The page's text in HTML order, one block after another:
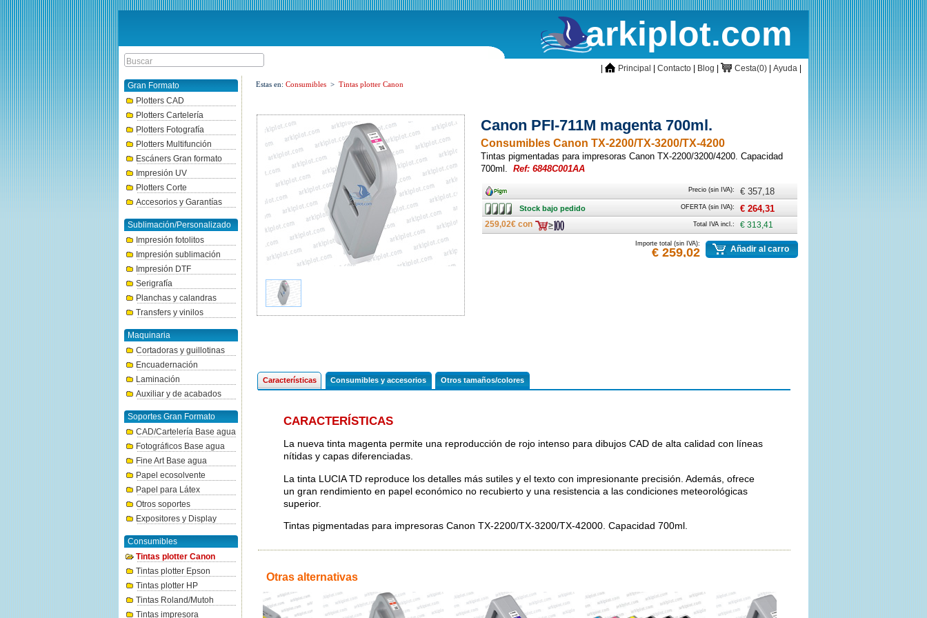
arkiplot.com
inicioPrincipal Contacto Blog CestaCesta(0) Ayuda
Gran Formato
Plotters CAD
Plotters Cartelería
Plotters Fotografía
Plotters Multifunción
Escáners Gran formato
Impresión UV
Plotters Corte
Accesorios y Garantías
Sublimación/Personalizado
Impresión fotolitos
Impresión sublimación
Impresión DTF
Serigrafía
Planchas y calandras
Transfers y vinilos
Maquinaria
Cortadoras y guillotinas
Encuadernación
Laminación
Auxiliar y de acabados
Soportes Gran Formato
CAD/Cartelería Base agua
Fotográficos Base agua
Fine Art Base agua
Papel ecosolvente
Papel para Látex
Otros soportes
Expositores y Display
Consumibles
Tintas plotter Canon
Tintas plotter Epson
Tintas plotter HP
Tintas Roland/Mutoh
Tintas impresora
Estas en: Consumibles > Tintas plotter Canon
Canon PFI-711M magenta 700ml.
Consumibles Canon TX-2200/TX-3200/TX-4200
Tintas pigmentadas para impresoras Canon TX-2200/3200/4200. Capacidad
700ml. Ref: 6848C001AA
Ancho Precio (sin IVA): € 357,18
Stock
bajo
pedido
Stock bajo pedido OFERTA (sin IVA): € 264,31
259,02€ con Total IVA incl.: € 313,41
Importe total (sin IVA):
€ 259,02 Añadir al carro
Características Consumibles y accesorios Otros tamaños/colores
CARACTERÍSTICAS
La nueva tinta magenta permite una reproducción de rojo intenso para dibujos CAD de alta calidad con líneas
nítidas y capas diferenciadas.
La tinta LUCIA TD reproduce los detalles más sutiles y el texto con impresionante precisión. Además, ofrece
un gran rendimiento en papel económico no recubierto y una resistencia a las condiciones meteorológicas
superior.
Tintas pigmentadas para impresoras Canon TX-2200/TX-3200/TX-42000. Capacidad 700ml.
Otras alternativas